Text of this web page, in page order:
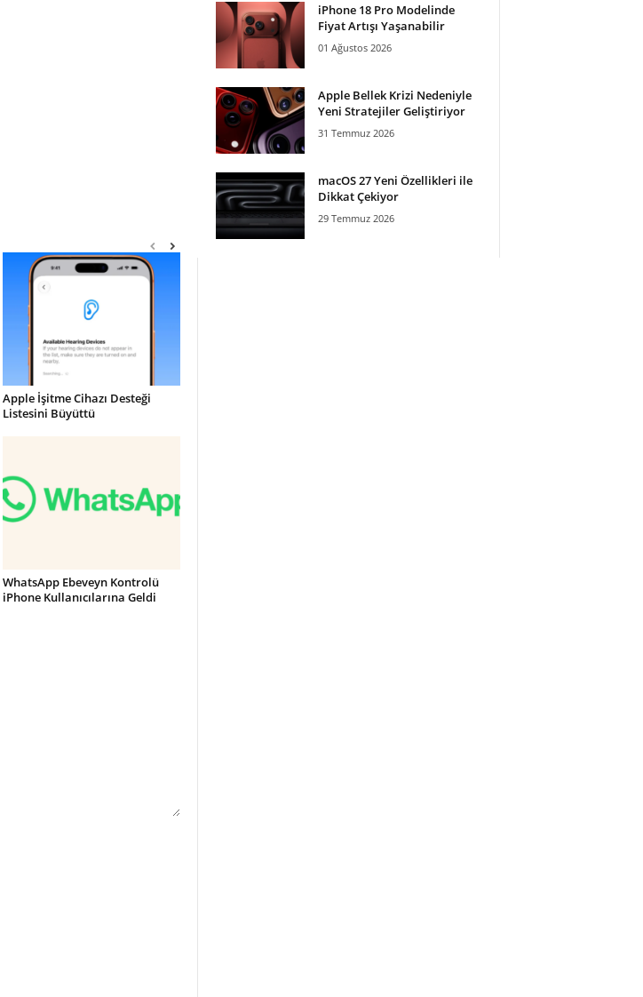
Apple İşitme Cihazı Desteği
Listesini Büyüttü
WhatsApp Ebeveyn Kontrolü
iPhone Kullanıcılarına Geldi
iPhone 18 Pro Modelinde
Fiyat Artışı Yaşanabilir
01 Ağustos 2026
Apple Bellek Krizi Nedeniyle
Yeni Stratejiler Geliştiriyor
31 Temmuz 2026
macOS 27 Yeni Özellikleri ile
Dikkat Çekiyor
29 Temmuz 2026